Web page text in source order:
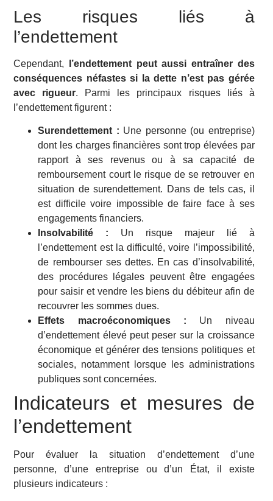
Les risques liés à
l’endettement
Cependant,
l’endettement peut aussi entraîner des
conséquences néfastes si la dette n’est pas gérée
avec rigueur. Parmi les principaux risques liés à
l’endettement figurent :
Surendettement : Une personne (ou entreprise)
dont les charges financières sont trop élevées par
rapport à ses revenus ou à sa capacité de
remboursement court le risque de se retrouver en
situation de surendettement. Dans de tels cas, il
est difficile voire impossible de faire face à ses
engagements financiers.
Insolvabilité : Un risque majeur lié à
l’endettement est la difficulté, voire l’impossibilité,
de rembourser ses dettes. En cas d’insolvabilité,
des procédures légales peuvent être engagées
pour saisir et vendre les biens du débiteur afin de
recouvrer les sommes dues.
Effets macroéconomiques : Un niveau
d’endettement élevé peut peser sur la croissance
économique et générer des tensions politiques et
sociales, notamment lorsque les administrations
publiques sont concernées.
Indicateurs et mesures de
l’endettement
Pour évaluer la situation d’endettement d’une
personne, d’une entreprise ou d’un État, il existe
plusieurs indicateurs :